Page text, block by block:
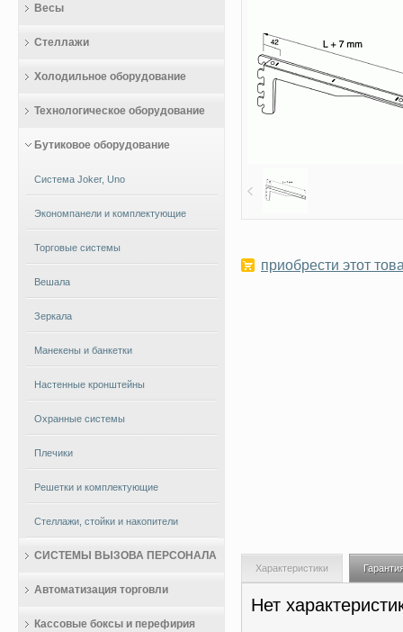
приобрести этот
Характеристики
Нет
Весы
Стеллажи
Холодильное оборудование
Технологическое оборудование
Бутиковое оборудование
Система Joker, Uno
Экономпанели и комплектующие
Торговые системы
Вешала
Зеркала
Манекены и банкетки
Настенные кронштейны
Охранные системы
Плечики
Решетки и комплектующие
Стеллажи, стойки и накопители
СИСТЕМЫ ВЫЗОВА ПЕРСОНАЛА
Автоматизация торговли
Кассовые боксы и перефирия